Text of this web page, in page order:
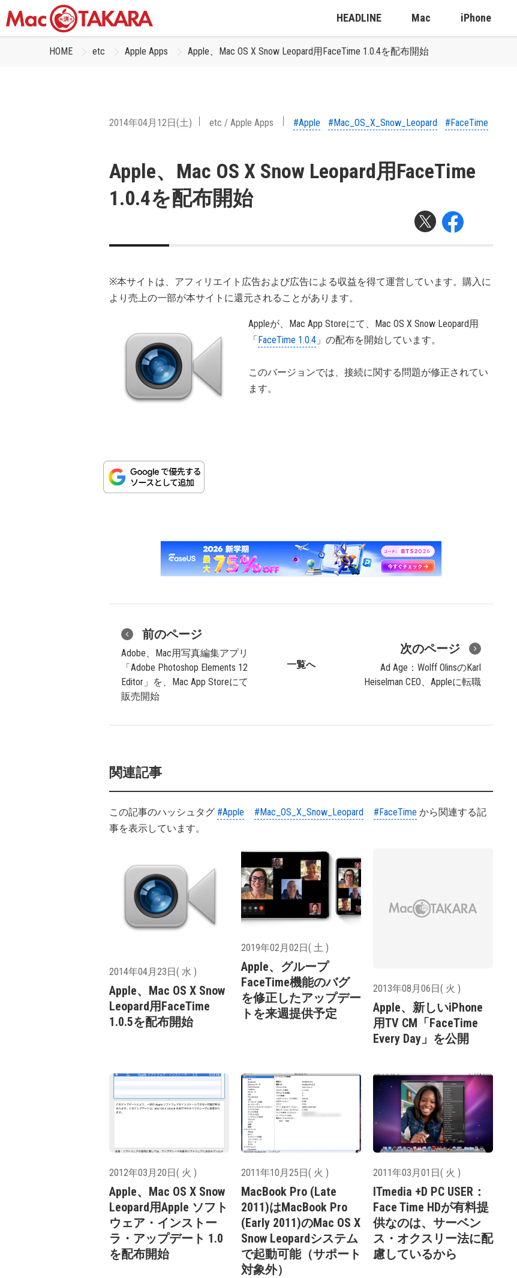
HEADLINE Mac iPhone
HOME etc Apple Apps Apple、Mac OS X Snow Leopard用FaceTime 1.0.4を配布開始
2014年04月12日(土) etc / Apple Apps #Apple #Mac_OS_X_Snow_Leopard #FaceTime
Apple、Mac OS X Snow Leopard用FaceTime
1.0.4を配布開始
※本サイトは、アフィリエイト広告および広告による収益を得て運営しています。購入に
より売上の一部が本サイトに還元されることがあります。
Appleが、Mac App Storeにて、Mac OS X Snow Leopard用
「FaceTime 1.0.4 」の配布を開始しています。
このバージョンでは、接続に関する問題が修正されてい
ます。
前のページ
Adobe、Mac用写真編集アプリ
「Adobe Photoshop Elements 12
Editor」を、Mac App Storeにて
販売開始
一覧へ
次のページ
Ad Age：Wolff OlinsのKarl
Heiselman CEO、Appleに転職
関連記事
この記事のハッシュタグ #Apple #Mac_OS_X_Snow_Leopard #FaceTime から関連する記
事を表示しています。
2014年04月23日( 水 )
Apple、Mac OS X Snow
Leopard用FaceTime
1.0.5を配布開始
2019年02月02日( 土 )
Apple、グループ
FaceTime機能のバグ
を修正したアップデー
トを来週提供予定
2013年08月06日( 火 )
Apple、新しいiPhone
用TV CM「FaceTime
Every Day」を公開
2012年03月20日( 火 )
Apple、Mac OS X Snow
Leopard用Apple ソフト
ウェア・インストー
ラ・アップデート 1.0
を配布開始
2011年10月25日( 火 )
MacBook Pro (Late
2011)はMacBook Pro
(Early 2011)のMac OS X
Snow Leopardシステム
で起動可能（サポート
対象外）
2011年03月01日( 火 )
ITmedia +D PC USER：
Face Time HDが有料提
供なのは、サーベン
ス・オクスリー法に配
慮しているから